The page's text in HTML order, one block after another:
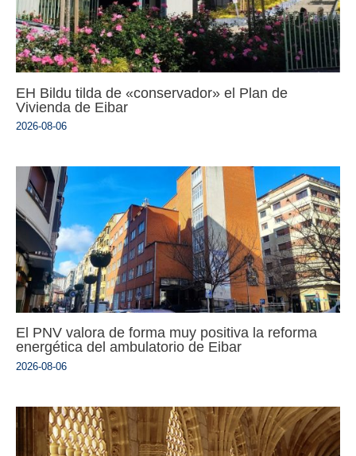
EH Bildu tilda de «conservador» el Plan de
Vivienda de Eibar
2026-08-06
El PNV valora de forma muy positiva la reforma
energética del ambulatorio de Eibar
2026-08-06